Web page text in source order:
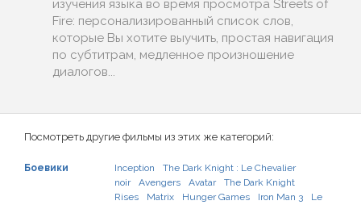
изучения языка во время просмотра Streets of
Fire: персонализированный список слов,
которые Вы хотите выучить, простая навигация
по субтитрам, медленное произношение
диалогов...
Посмотреть другие фильмы из этих же категорий:
Боевики Inception
The Dark Knight : Le Chevalier
noir
Avengers Avatar
The Dark Knight
Rises
Matrix Hunger Games Iron Man 3
Le